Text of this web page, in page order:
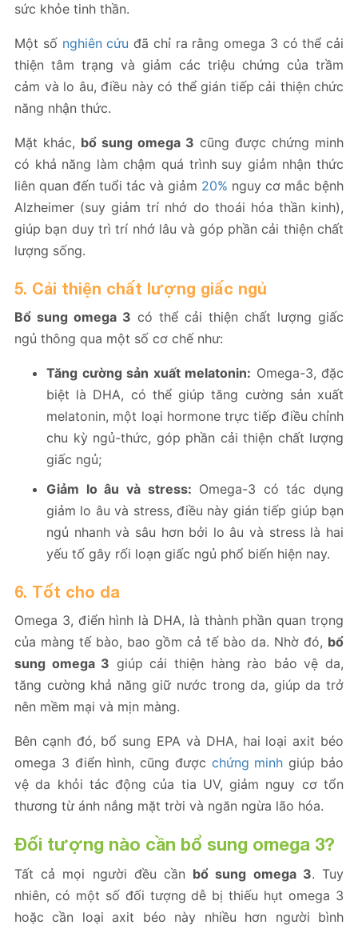
sức khỏe tinh thần.
Một số nghiên cứu đã chỉ ra rằng omega 3 có thể cải
thiện tâm trạng và giảm các triệu chứng của trầm
cảm và lo âu, điều này có thể gián tiếp cải thiện chức
năng nhận thức.
Mặt khác, bổ sung omega 3 cũng được chứng minh
có khả năng làm chậm quá trình suy giảm nhận thức
liên quan đến tuổi tác và giảm 20% nguy cơ mắc bệnh
Alzheimer (suy giảm trí nhớ do thoái hóa thần kinh),
giúp bạn duy trì trí nhớ lâu và góp phần cải thiện chất
lượng sống.
5. Cải thiện chất lượng giấc ngủ
Bổ sung omega 3 có thể cải thiện chất lượng giấc
ngủ thông qua một số cơ chế như:
Tăng cường sản xuất melatonin: Omega-3, đặc
biệt là DHA, có thể giúp tăng cường sản xuất
melatonin, một loại hormone trực tiếp điều chỉnh
chu kỳ ngủ-thức, góp phần cải thiện chất lượng
giấc ngủ;
Giảm lo âu và stress: Omega-3 có tác dụng
giảm lo âu và stress, điều này gián tiếp giúp bạn
ngủ nhanh và sâu hơn bởi lo âu và stress là hai
yếu tố gây rối loạn giấc ngủ phổ biến hiện nay.
6. Tốt cho da
Omega 3, điển hình là DHA, là thành phần quan trọng
của màng tế bào, bao gồm cả tế bào da. Nhờ đó, bổ
sung omega 3 giúp cải thiện hàng rào bảo vệ da,
tăng cường khả năng giữ nước trong da, giúp da trở
nên mềm mại và mịn màng.
Bên cạnh đó, bổ sung EPA và DHA, hai loại axit béo
omega 3 điển hình, cũng được chứng minh giúp bảo
vệ da khỏi tác động của tia UV, giảm nguy cơ tổn
thương từ ánh nắng mặt trời và ngăn ngừa lão hóa.
Đối tượng nào cần bổ sung omega 3?
Tất cả mọi người đều cần bổ sung omega 3. Tuy
nhiên, có một số đối tượng dễ bị thiếu hụt omega 3
hoặc cần loại axit béo này nhiều hơn người bình